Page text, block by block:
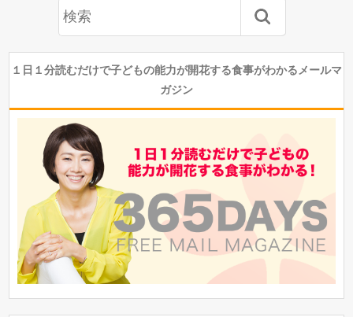
１日１分読むだけで子どもの能力が開花する食事がわかるメールマ
ガジン